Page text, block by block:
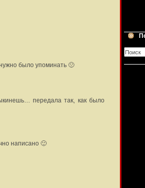
было упоминать 🙁
передала так, как было
написано 🙂